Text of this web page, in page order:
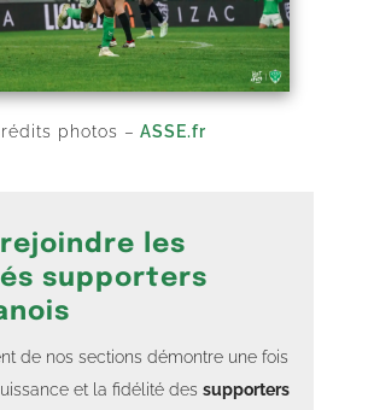
photos – ASSE.fr
rejoindre les
supporters
de nos sections démontre une fois
et la fidélité des supporters